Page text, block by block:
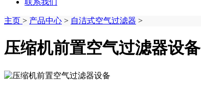
联系我们
主页 > 产品中心 > 自洁式空气过滤器 >
压缩机前置空气过滤器设备